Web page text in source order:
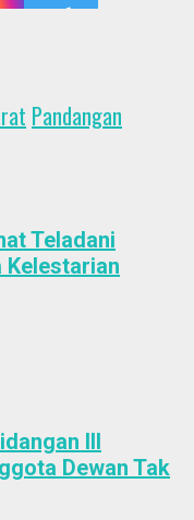
Pandangan
Teladani
Kelestarian
III
Dewan Tak